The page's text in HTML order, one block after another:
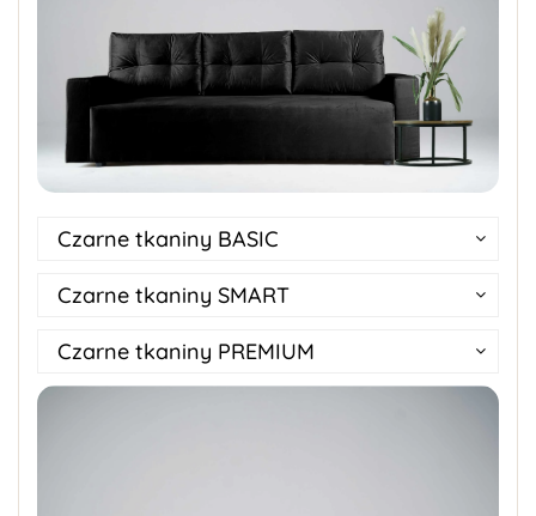
Czarne tkaniny BASIC
Czarne tkaniny SMART
Czarne tkaniny PREMIUM